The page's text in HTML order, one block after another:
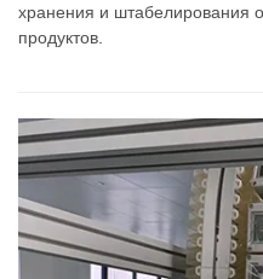
хранения и штабелирования
продуктов.